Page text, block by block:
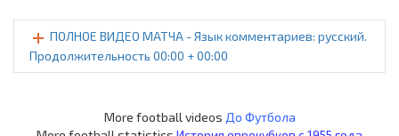
ПОЛНОЕ ВИДЕО МАТЧА - Язык комментариев: русский.
Продолжительность 00:00 + 00:00
More football videos До Футбола